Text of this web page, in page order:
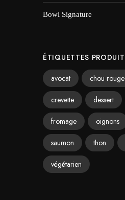
Bowl Signature
ÉTIQUETTES PRODUIT
avocat chou rouge
crevette dessert
fromage oignons
saumon thon
végétarien